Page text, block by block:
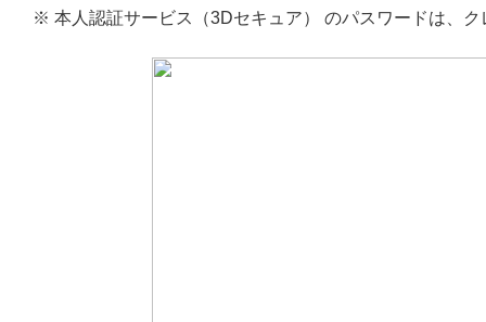
※ 本人認証サービス（3Dセキュア） のパスワードは、